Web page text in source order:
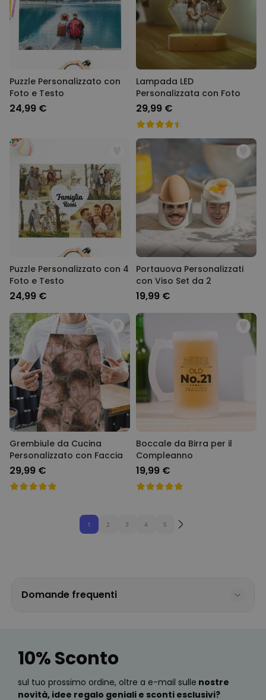
Puzzle Personalizzato con
Foto e Testo
24,99 €
Lampada LED
Personalizzata con Foto
29,99 €
Puzzle Personalizzato con 4
Foto e Testo
24,99 €
Portauova Personalizzati
con Viso Set da 2
19,99 €
Grembiule da Cucina
Personalizzato con Faccia
29,99 €
Boccale da Birra per il
Compleanno
19,99 €
1 2 3 4 5
Domande frequenti
10% Sconto
sul tuo prossimo ordine, oltre a e-mail sulle nostre
novità, idee regalo geniali e sconti esclusivi?